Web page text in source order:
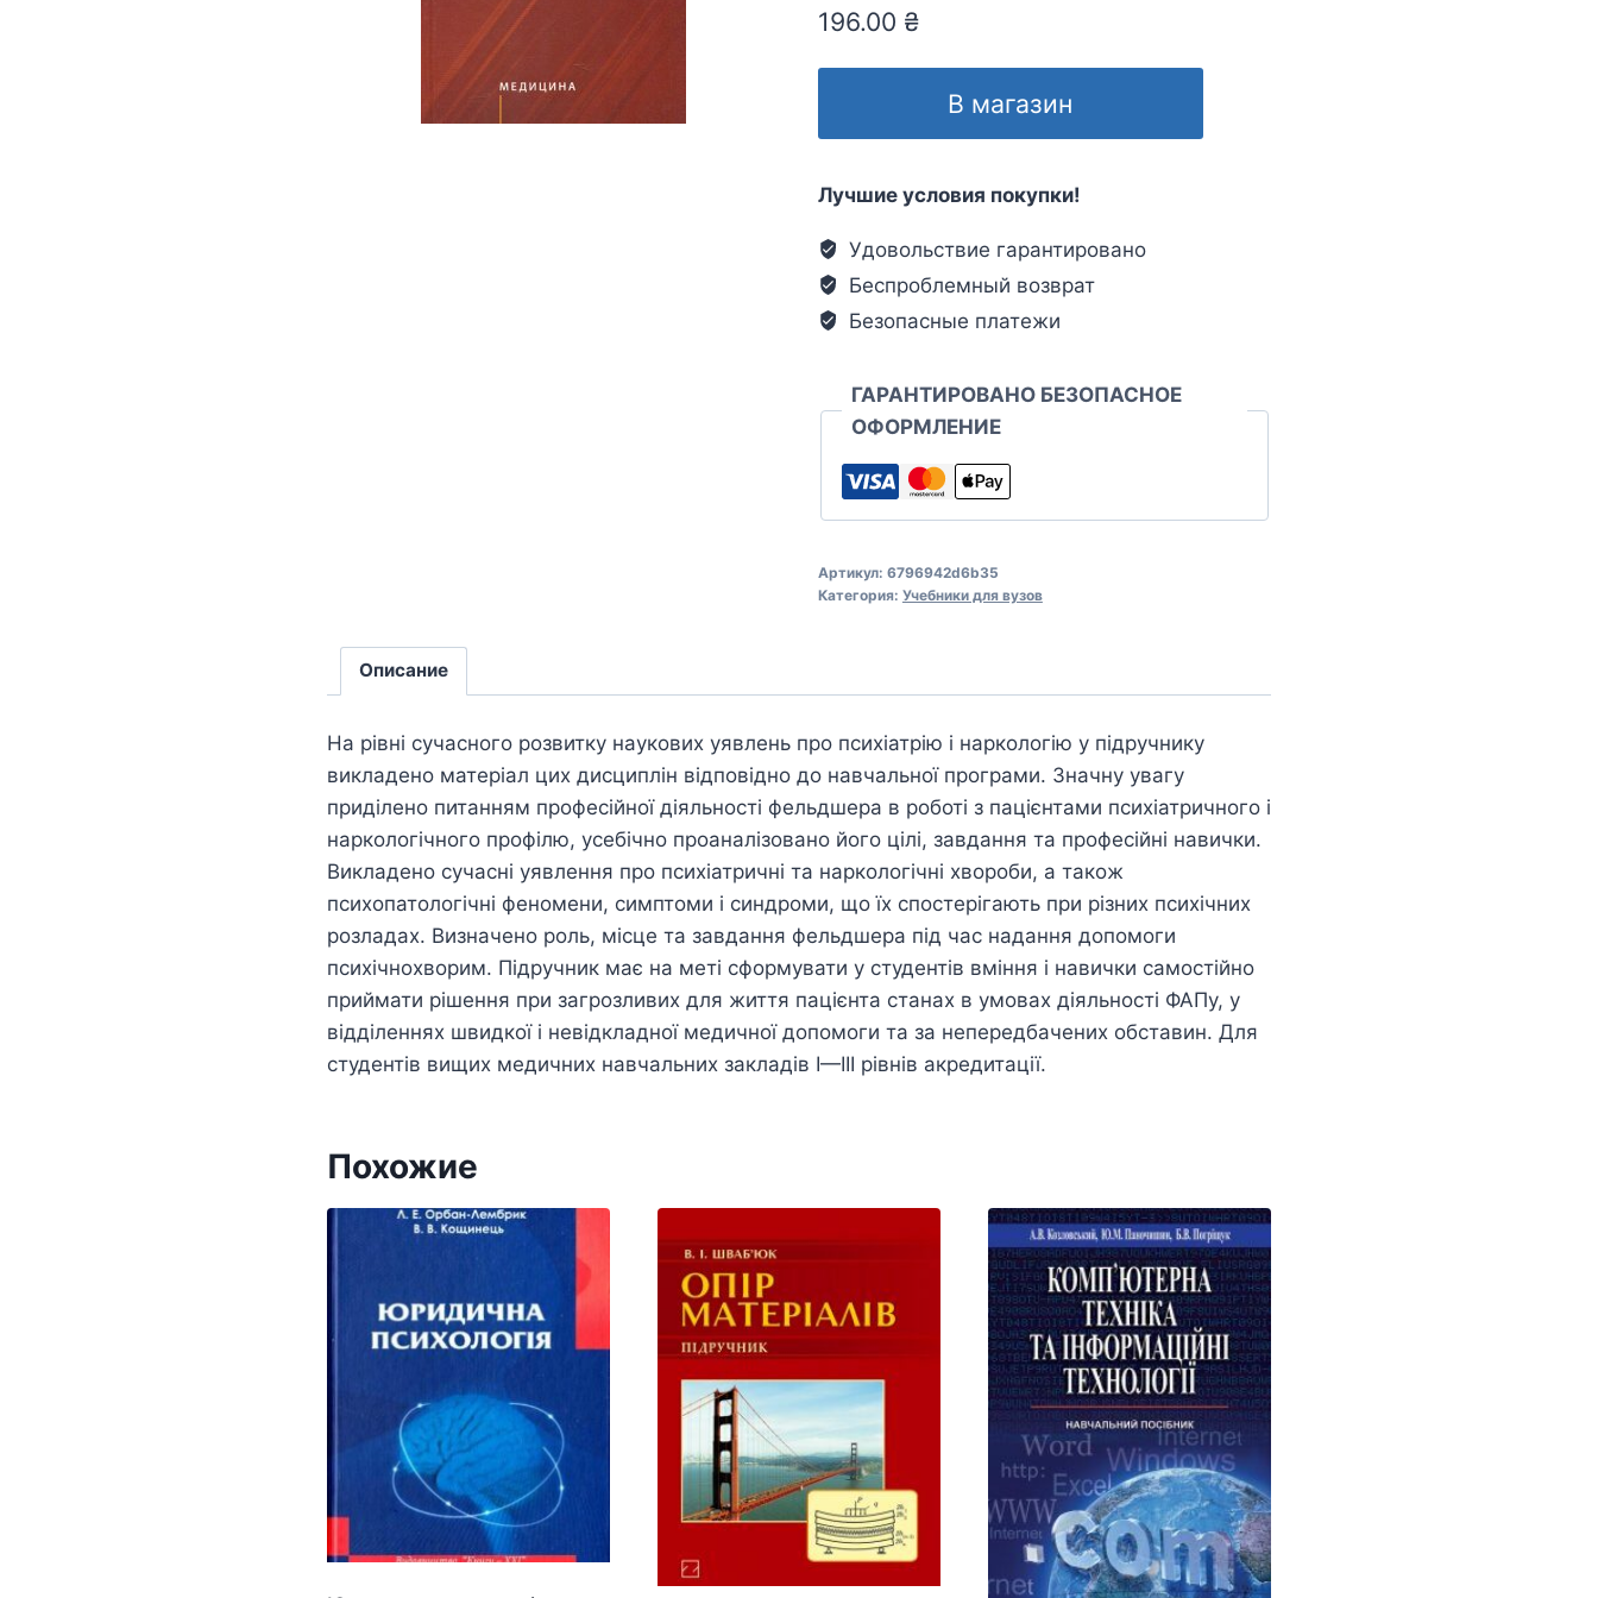
196.00 ₴
В магазин
Лучшие условия покупки!
Удовольствие гарантировано
Беспроблемный возврат
Безопасные платежи
ГАРАНТИРОВАНО БЕЗОПАСНОЕ
ОФОРМЛЕНИЕ
Артикул: 6796942d6b35
Категория: Учебники для вузов
Описание
На рівні сучасного розвитку наукових уявлень про психіатрію і наркологію у підручнику
викладено матеріал цих дисциплін відповідно до навчальної програми. Значну увагу
приділено питанням професійної діяльності фельдшера в роботі з пацієнтами психіатричного і
наркологічного профілю, усебічно проаналізовано його цілі, завдання та професійні навички.
Викладено сучасні уявлення про психіатричні та наркологічні хвороби, а також
психопатологічні феномени, симптоми і синдроми, що їх спостерігають при різних психічних
розладах. Визначено роль, місце та завдання фельдшера під час надання допомоги
психічнохворим. Підручник має на меті сформувати у студентів вміння і навички самостійно
приймати рішення при загрозливих для життя пацієнта станах в умовах діяльності ФАПу, у
відділеннях швидкої і невідкладної медичної допомоги та за непередбачених обставин. Для
студентів вищих медичних навчальних закладів І—III рівнів акредитації.
Похожие